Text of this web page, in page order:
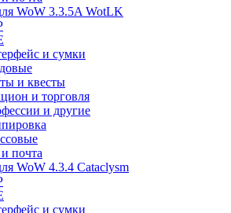
WoW 3.3.5A WotLK
и сумки
и квесты
и торговля
и другие
почта
WoW 4.3.4 Cataclysm
и сумки